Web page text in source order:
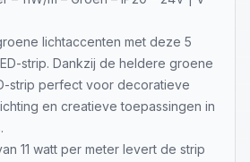
lichtaccenten met deze 5
strip. Dankzij de heldere groene
strip perfect voor decoratieve
en creatieve toepassingen in
11 watt per meter levert de strip